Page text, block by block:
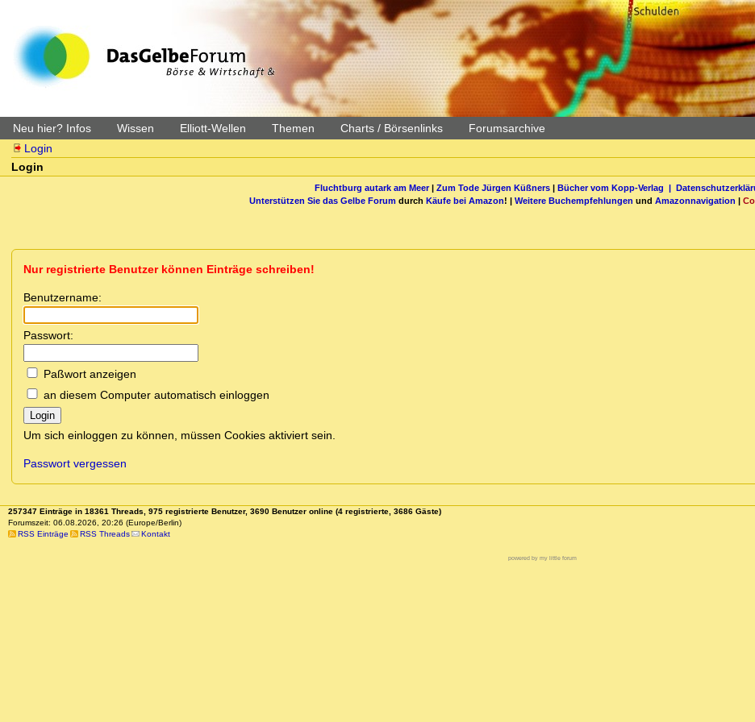
Neu hier? Infos Wissen Elliott-Wellen Themen Charts / Börsenlinks Forumsarchive
Login
Login
Fluchtburg autark am Meer| Zum Tode Jürgen Küßners| Bücher vom Kopp-Verlag |
Unterstützen Sie das Gelbe Forum durch Käufe bei Amazon! | Weitere Buchempfehlungen und Amazonnavigation |
Nur registrierte Benutzer können Einträge schreiben!
Benutzername:
Passwort:
Paßwort anzeigen
an diesem Computer automatisch einloggen
Login
Um sich einloggen zu können, müssen Cookies aktiviert sein.
Passwort vergessen
257347 Einträge in 18361 Threads, 975 registrierte Benutzer, 3690 Benutzer online (4 registrierte, 3686 Gäste)
Forumszeit: 06.08.2026, 20:26 (Europe/Berlin)
RSS Einträge
RSS Threads Kontakt
powered by my little forum